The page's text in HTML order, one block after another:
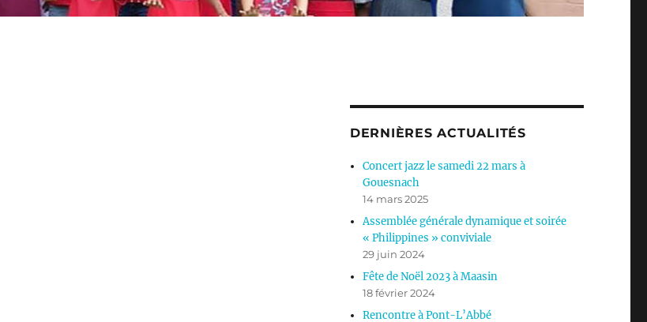
DERNIÈRES ACTUALITÉS
Concert jazz le samedi 22 mars à
Gouesnach
14 mars 2025
Assemblée générale dynamique et soirée
« Philippines » conviviale
29 juin 2024
Fête de Noël 2023 à Maasin
18 février 2024
Rencontre à Pont-L’Abbé